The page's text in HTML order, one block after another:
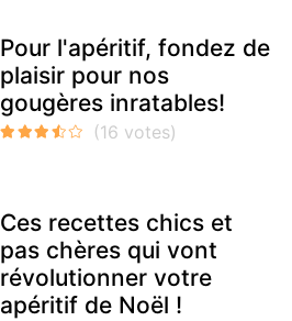
Pour l'apéritif, fondez de
plaisir pour nos
gougères inratables!
Ces recettes chics et
pas chères qui vont
révolutionner votre
apéritif de Noël !